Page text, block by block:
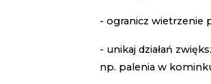
- ogranicz wietrzenie
- unikaj działań
np. palenia w